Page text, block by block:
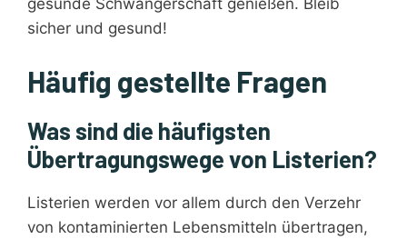
sicher und gesund!
Häufig gestellte Fragen
Was sind die häufigsten
Übertragungswege von Listerien?
Listerien werden vor allem durch den Verzehr
von kontaminierten Lebensmitteln übertragen,